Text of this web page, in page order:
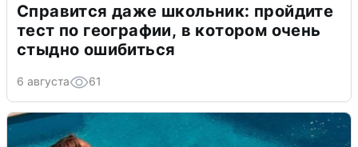
Справится даже школьник: пройдите
тест по географии, в котором очень
стыдно ошибиться
6 августа 61